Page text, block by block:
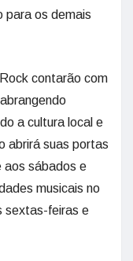
para os demais
contarão com
a cultura local e
abrirá suas portas
aos sábados e
musicais no
sextas-feiras e